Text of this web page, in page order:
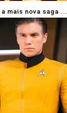
mais nova saga ...